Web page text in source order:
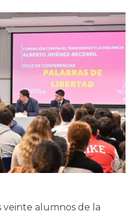
veinte alumnos de la